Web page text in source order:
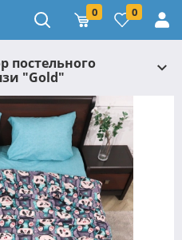
0 0
постельного
"Gold"